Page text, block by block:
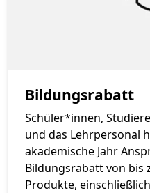
Bildungsrabatt
Schüler*innen,
und das Lehrpersonal
akademische Jahr
Bildungsrabatt von bis
Produkte,